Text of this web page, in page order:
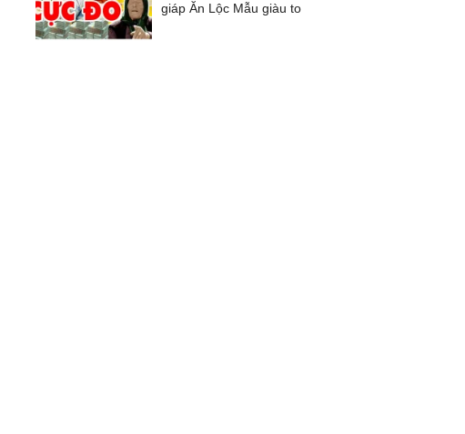
giáp Ăn Lộc Mẫu giàu to